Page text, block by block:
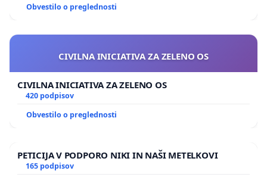
Obvestilo o preglednosti
CIVILNA INICIATIVA ZA ZELENO OS
CIVILNA INICIATIVA ZA ZELENO OS
420 podpisov
Obvestilo o preglednosti
PETICIJA V PODPORO NIKI IN NAŠI METELKOVI
165 podpisov